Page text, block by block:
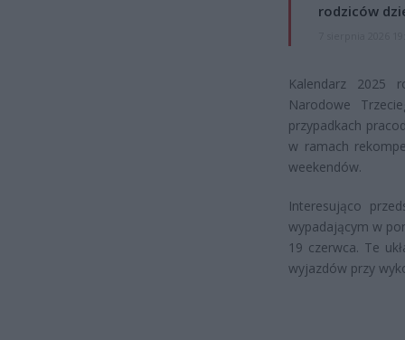
rodziców
Kalendarz 2025
Narodowe
przypadkach
w ramach
weekendów.
Interesująco
wypadającym w
19 czerwca. Te
wyjazdów przy